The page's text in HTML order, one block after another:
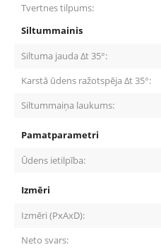
Tvertnes tilpums:
Siltummainis
Siltuma jauda Δt 35°:
Karstā ūdens ražotspēja Δt 35°:
Siltummaiņa laukums:
Pamatparametri
Ūdens ietilpība:
Izmēri
Izmēri (PxAxD):
Neto svars: